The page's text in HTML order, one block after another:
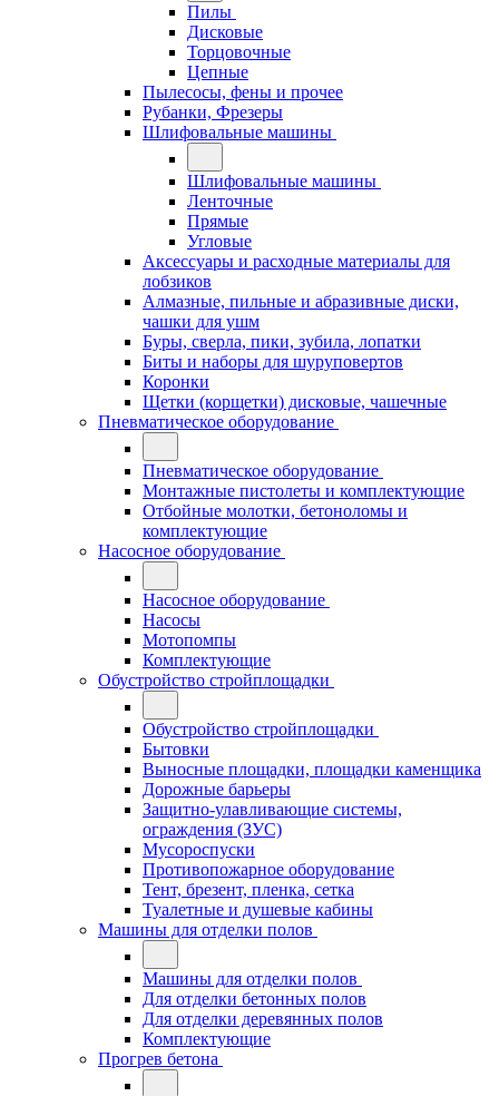
Пилы
Дисковые
Торцовочные
Цепные
Пылесосы, фены и прочее
Рубанки, Фрезеры
Шлифовальные машины
Шлифовальные машины
Ленточные
Прямые
Угловые
Аксессуары и расходные материалы для
лобзиков
Алмазные, пильные и абразивные диски,
чашки для ушм
Буры, сверла, пики, зубила, лопатки
Биты и наборы для шуруповертов
Коронки
Щетки (корщетки) дисковые, чашечные
Пневматическое оборудование
Пневматическое оборудование
Монтажные пистолеты и комплектующие
Отбойные молотки, бетоноломы и
комплектующие
Насосное оборудование
Насосное оборудование
Насосы
Мотопомпы
Комплектующие
Обустройство стройплощадки
Обустройство стройплощадки
Бытовки
Выносные площадки, площадки каменщика
Дорожные барьеры
Защитно-улавливающие системы,
ограждения (ЗУС)
Мусороспуски
Противопожарное оборудование
Тент, брезент, пленка, сетка
Туалетные и душевые кабины
Машины для отделки полов
Машины для отделки полов
Для отделки бетонных полов
Для отделки деревянных полов
Комплектующие
Прогрев бетона